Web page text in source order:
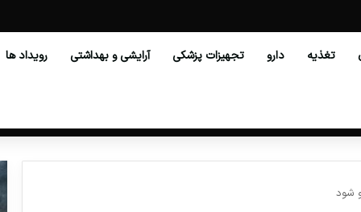
تغذیه دارو تجهیزات پزشکی آرایشی و بهداشتی رویداد ها
شود